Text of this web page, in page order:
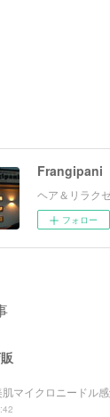
Frangipani
ヘア＆リラク
フォロー
マイクロニードル